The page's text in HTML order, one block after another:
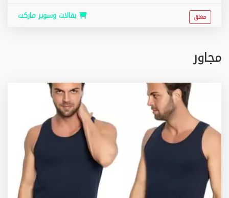
بقالات وسوبر ماركت مغلق
مجاور